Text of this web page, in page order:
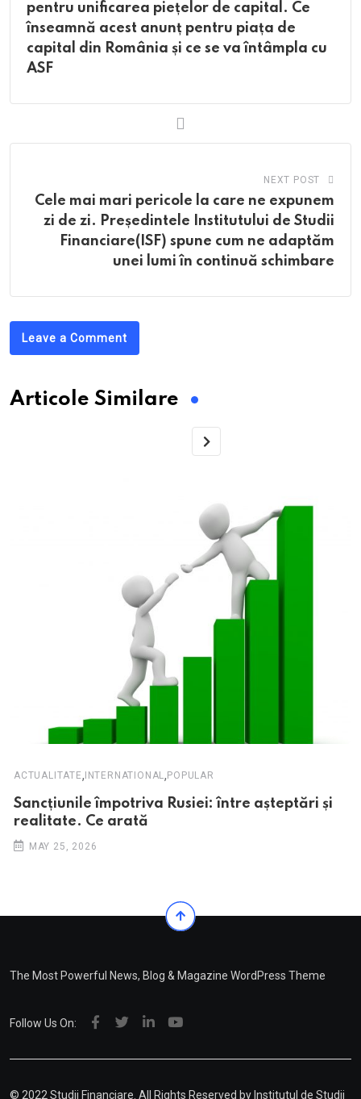
pentru unificarea piețelor de capital. Ce
înseamnă acest anunț pentru piața de
capital din România și ce se va întâmpla cu
ASF
NEXT POST
Cele mai mari pericole la care ne expunem
zi de zi. Președintele Institutului de Studii
Financiare(ISF) spune cum ne adaptăm
unei lumi în continuă schimbare
Leave a Comment
Articole Similare
ACTUALITATE, INTERNATIONAL, POPULAR
Sancțiunile împotriva Rusiei: între așteptări și
realitate. Ce arată
MAY 25, 2026
The Most Powerful News, Blog & Magazine WordPress Theme
Follow Us On:
© 2022 Studii Financiare. All Rights Reserved by Institutul de Studii